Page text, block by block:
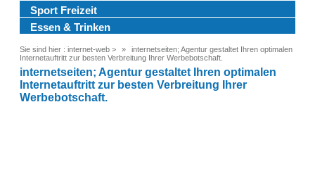
Sport Freizeit
Essen & Trinken
Sie sind hier : internet-web >
internetseiten; Agentur gestaltet Ihren optimalen
Internetauftritt zur besten Verbreitung Ihrer Werbebotschaft.
internetseiten; Agentur gestaltet Ihren optimalen
Internetauftritt zur besten Verbreitung Ihrer
Werbebotschaft.